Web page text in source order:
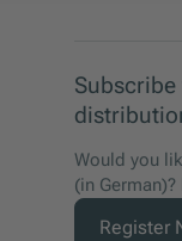
Would you
(in
Register